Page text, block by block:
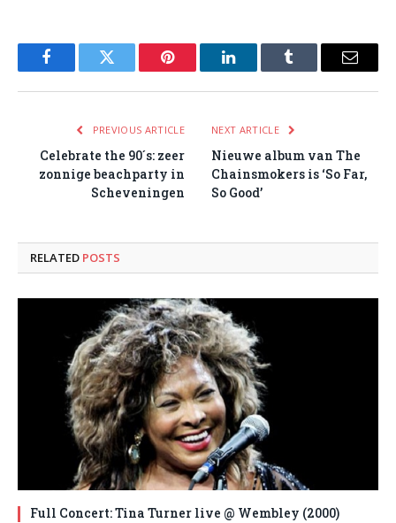
FacebookTwitter Pinterest LinkedInTumblr Email
PREVIOUS ARTICLE
Celebrate the 90´s: zeer
zonnige beachparty in
Scheveningen
NEXT ARTICLE
Nieuwe album van The
Chainsmokers is ‘So Far,
So Good’
RELATED POSTS
Full Concert: Tina Turner live @ Wembley (2000)